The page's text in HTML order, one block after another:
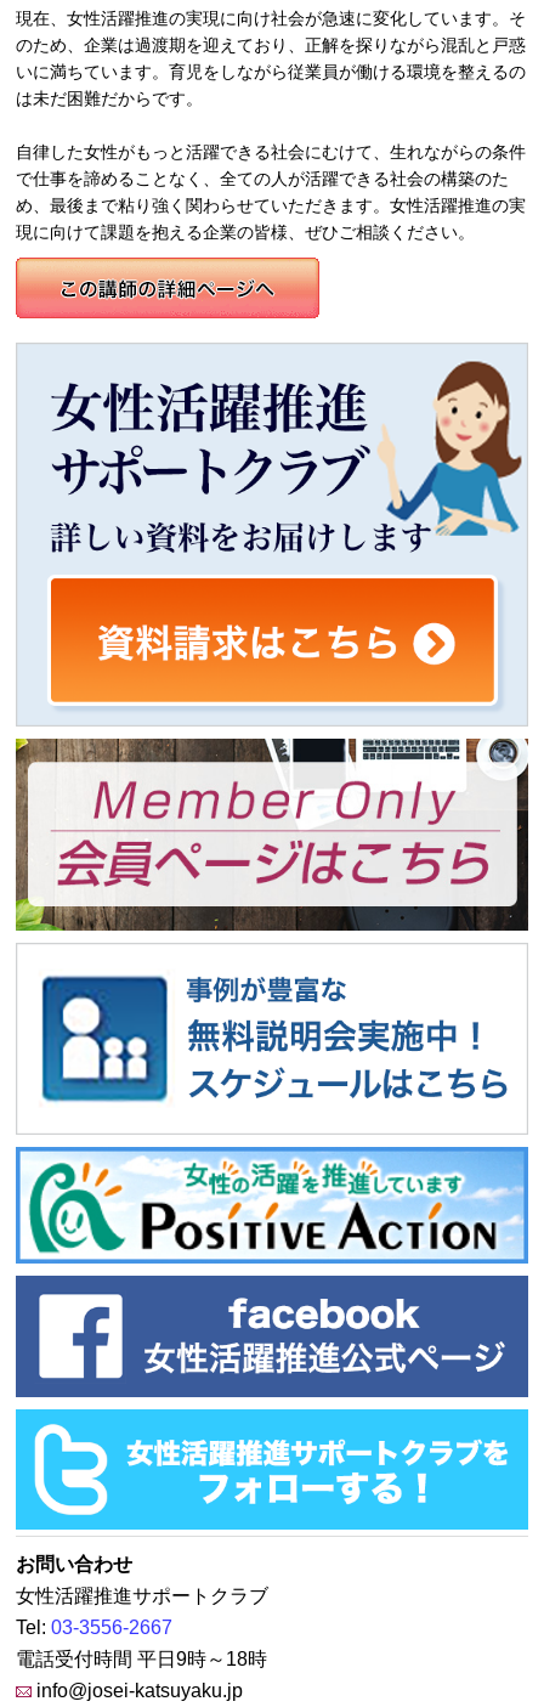
現在、女性活躍推進の実現に向け社会が急速に変化しています。そ
のため、企業は過渡期を迎えており、正解を探りながら混乱と戸惑
いに満ちています。育児をしながら従業員が働ける環境を整えるの
は未だ困難だからです。
自律した女性がもっと活躍できる社会にむけて、生れながらの条件
で仕事を諦めることなく、全ての人が活躍できる社会の構築のた
め、最後まで粘り強く関わらせていただきます。女性活躍推進の実
現に向けて課題を抱える企業の皆様、ぜひご相談ください。
お問い合わせ
女性活躍推進サポートクラブ
Tel:03-3556-2667
電話受付時間 平日9時～18時
info@josei-katsuyaku.jp